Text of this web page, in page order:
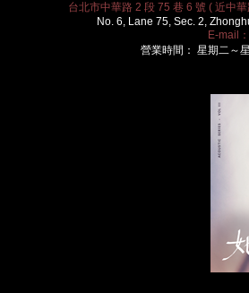
台北市中華路 2 段 75 巷 6 號 ( 近中
No. 6, Lane 75, Sec. 2,
E-mail：
營業時間： 星期二～